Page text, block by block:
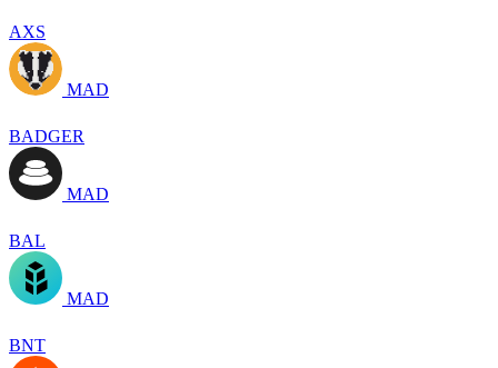
AXS
MAD
BADGER
MAD
BAL
MAD
BNT